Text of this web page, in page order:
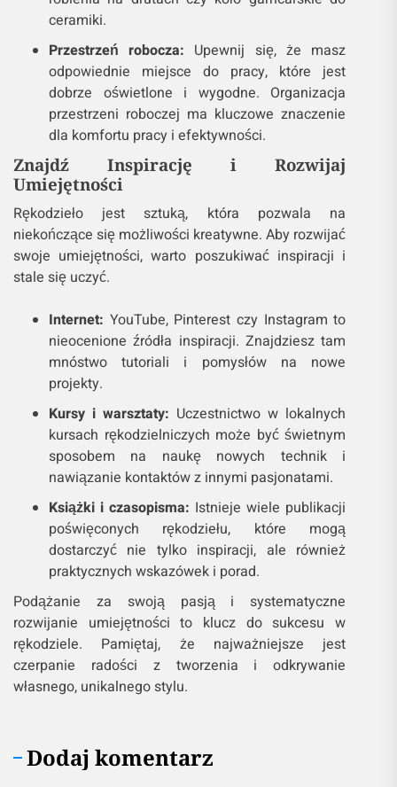
ceramiki.
Przestrzeń robocza: Upewnij się, że masz
odpowiednie miejsce do pracy, które jest
dobrze oświetlone i wygodne. Organizacja
przestrzeni roboczej ma kluczowe znaczenie
dla komfortu pracy i efektywności.
Znajdź Inspirację i Rozwijaj
Umiejętności
Rękodzieło jest sztuką, która pozwala na
niekończące się możliwości kreatywne. Aby rozwijać
swoje umiejętności, warto poszukiwać inspiracji i
stale się uczyć.
Internet: YouTube, Pinterest czy Instagram to
nieocenione źródła inspiracji. Znajdziesz tam
mnóstwo tutoriali i pomysłów na nowe
projekty.
Kursy i warsztaty: Uczestnictwo w lokalnych
kursach rękodzielniczych może być świetnym
sposobem na naukę nowych technik i
nawiązanie kontaktów z innymi pasjonatami.
Książki i czasopisma: Istnieje wiele publikacji
poświęconych rękodziełu, które mogą
dostarczyć nie tylko inspiracji, ale również
praktycznych wskazówek i porad.
Podążanie za swoją pasją i systematyczne
rozwijanie umiejętności to klucz do sukcesu w
rękodziele. Pamiętaj, że najważniejsze jest
czerpanie radości z tworzenia i odkrywanie
własnego, unikalnego stylu.
Dodaj komentarz